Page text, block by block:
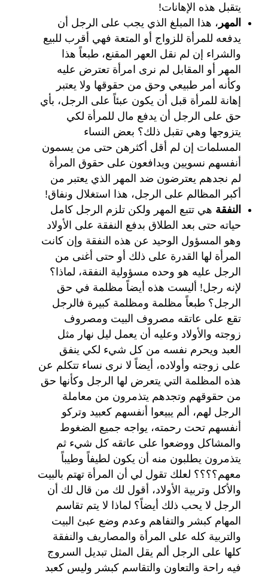
يتقبل هذه الإهانات!
المهر ، هذا المبلغ الذي يجب على الرجل أن
يدفعه للمرأة للزواج أو المتعة فهي أقرب للبيع
والشراء إن لم نقل العهر المقنع، طبعاً هذا
المهر أو المقابل لم نرى امرأة تعترض عليه
وكأنه أمر طبيعي وحق من حقوقها ولا يعتبر
إهانة للمرأة قبل أن يكون عبئاً على الرجل، بأي
حق على الرجل أن يدفع مال للمرأة لكي
يتزوجها وهي تقبل ذلك؟ بعض النساء
المسلمات إن لم أقل أكثرهن حتى من يسمون
أنفسهم نسويين ويدافعون على حقوق المرأة
لم نجدهم يعترضون ضد المهر الذي يعتبر من
أكبر المظالم على الرجل، هذا استغلال ونفاق!
النفقة هي تتبع المهر ولكن تلزم الرجل كامل
حياته حتى بعد الطلاق بدفع النفقة على الأولاد
وهو المسؤول الوحيد عن هذه النفقة وإن كانت
المرأة لها القدرة على ذلك أو حتى أغنى من
الرجل عليه هو وحده مسؤولية النفقة، لماذا؟
لإنه رجل! أليست هذه أيضاً مظلمة في حق
الرجل؟ طبعاً مظلمة ومظلمة كبيرة فالرجل
تقع على عاتقه مصروف البيت ومصروف
زوجته والأولاد وعليه أن يعمل ليل نهار مثل
العبد ويحرم نفسه من كل شيء لكي ينفق
على زوجته وأولاده، أيضاً لا نرى نساء تتكلم عن
هذه المظلمة التي يتعرض لها الرجل وكأنها حق
من حقوقهم وتجدهم يتذمرون من معاملة
الرجل لهم، ألم يبيعوا أنفسهم كعبيد وتركو
أنفسهم تحت رحمته، يواجه جميع الضغوط
والمشاكل ووضعوا على عاتقه كل شيء ثم
يتذمرون يطلبون منه أن يكون لطيفاً وطيباً
معهم؟؟؟؟ لعلك تقول لي أن المرأة تهتم بالبيت
والأكل وتربية الأولاد، أقول لك من قال لك أن
الرجل لا يحب ذلك أيضاً؟ لماذا لا يتم تقاسم
المهام كبشر والتفاهم وعدم وضع عبئ البيت
والتربية كله على المرأة والمصاريف والنفقة
كلها على الرجل ألم يقل المثل تبديل السروج
فيه راحة والتعاون والتقاسم كبشر وليس كعبد